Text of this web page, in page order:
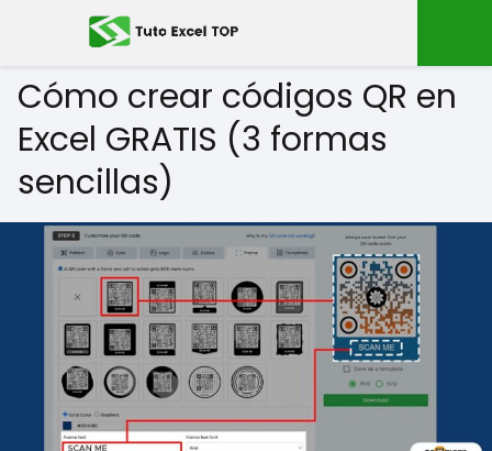
Cómo crear códigos QR en
Excel GRATIS (3 formas
sencillas)